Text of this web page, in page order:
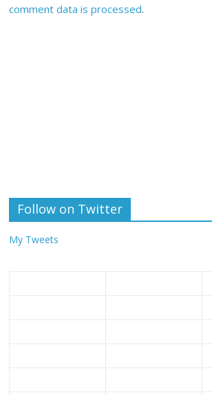
comment data is processed.
Follow on Twitter
My Tweets